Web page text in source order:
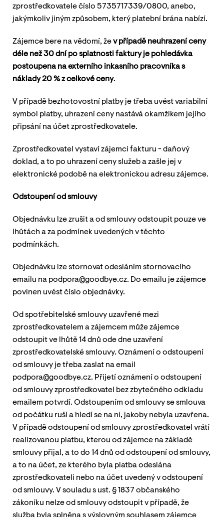
zprostředkovatele číslo 5735717339/0800, anebo,
jakýmkoliv jiným způsobem, který platební brána nabízí.
Zájemce bere na vědomí, žev případě neuhrazení ceny
déle než 30 dní po splatnosti faktury je pohledávka
postoupena na externího inkasního pracovníka s
náklady 20 % z celkové ceny.
V případě bezhotovostní platby je třeba uvést variabilní
symbol platby, uhrazení ceny nastává okamžikem jejího
připsání na účet zprostředkovatele.
Zprostředkovatel vystaví zájemci fakturu - daňový
doklad, a to po uhrazení ceny služeb a zašle jej v
elektronické podobě na elektronickou adresu zájemce.
Odstoupení od smlouvy
Objednávku lze zrušit a od smlouvy odstoupit pouze ve
lhůtách a za podmínek uvedených v těchto
podmínkách.
Objednávku lze stornovat odesláním stornovacího
emailu na podpora@goodbye.cz. Do emailu je zájemce
povinen uvést číslo objednávky.
Od spotřebitelské smlouvy uzavřené mezi
zprostředkovatelem a zájemcem může zájemce
odstoupit ve lhůtě 14 dnů ode dne uzavření
zprostředkovatelské smlouvy. Oznámení o odstoupení
od smlouvy je třeba zaslat na email
podpora@goodbye.cz. Přijetí oznámení o odstoupení
od smlouvy zprostředkovatel bez zbytečného odkladu
emailem potvrdí. Odstoupením od smlouvy se smlouva
od počátku ruší a hledí se na ni, jakoby nebyla uzavřena.
V případě odstoupení od smlouvy zprostředkovatel vrátí
realizovanou platbu, kterou od zájemce na základě
smlouvy přijal, a to do 14 dnů od odstoupení od smlouvy,
a to na účet, ze kterého byla platba odeslána
zprostředkovateli nebo na účet uvedený v odstoupení
od smlouvy. V souladu s ust. § 1837 občanského
zákoníku nelze od smlouvy odstoupit v případě, že